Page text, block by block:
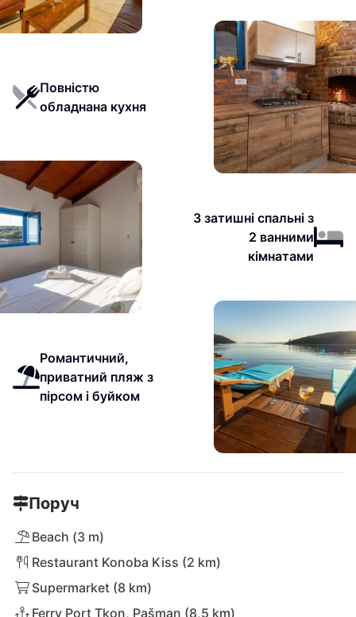
Повністю
обладнана кухня
3 затишні спальні з
2 ванними
кімнатами
Романтичний,
приватний пляж з
пірсом і буйком
Поруч
Beach (3 m)
Restaurant Konoba Kiss (2 km)
Supermarket (8 km)
Ferry Port Tkon, Pašman (8,5 km)